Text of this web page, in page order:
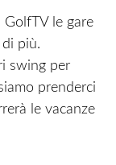
le gare
più.
swing per
prenderci
le vacanze